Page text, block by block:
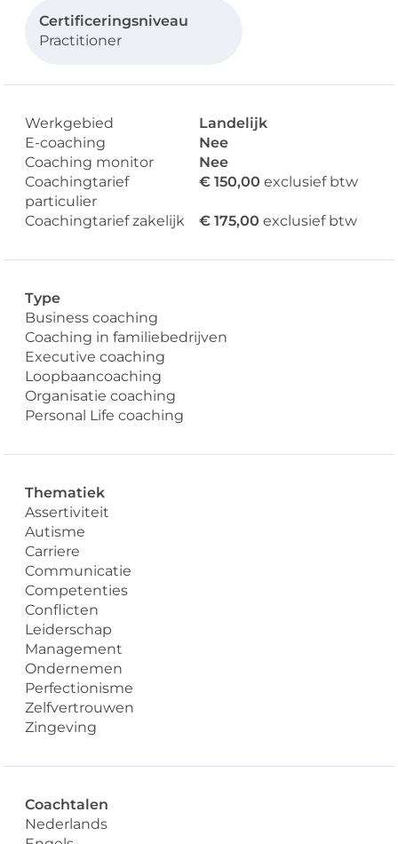
Certificeringsniveau
Practitioner
Werkgebied
Landelijk
E-coaching
Nee
Coaching monitor
Nee
Coachingtarief
particulier
€ 150,00 exclusief btw
Coachingtarief zakelijk € 175,00 exclusief btw
Type
Business coaching
Coaching in familiebedrijven
Executive coaching
Loopbaancoaching
Organisatie coaching
Personal Life coaching
Thematiek
Assertiviteit
Autisme
Carriere
Communicatie
Competenties
Conflicten
Leiderschap
Management
Ondernemen
Perfectionisme
Zelfvertrouwen
Zingeving
Coachtalen
Nederlands